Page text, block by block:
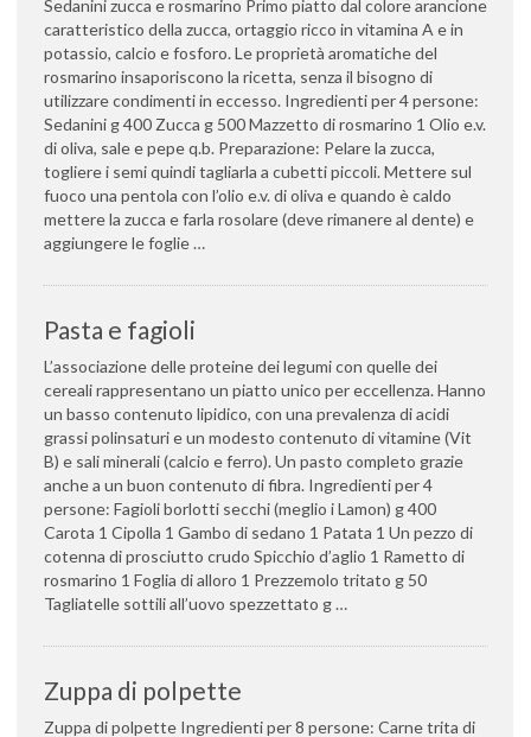
Sedanini zucca e rosmarino Primo piatto dal colore arancione
caratteristico della zucca, ortaggio ricco in vitamina A e in
potassio, calcio e fosforo. Le proprietà aromatiche del
rosmarino insaporiscono la ricetta, senza il bisogno di
utilizzare condimenti in eccesso. Ingredienti per 4 persone:
Sedanini g 400 Zucca g 500 Mazzetto di rosmarino 1 Olio e.v.
di oliva, sale e pepe q.b. Preparazione: Pelare la zucca,
togliere i semi quindi tagliarla a cubetti piccoli. Mettere sul
fuoco una pentola con l’olio e.v. di oliva e quando è caldo
mettere la zucca e farla rosolare (deve rimanere al dente) e
aggiungere le foglie …
Pasta e fagioli
L’associazione delle proteine dei legumi con quelle dei
cereali rappresentano un piatto unico per eccellenza. Hanno
un basso contenuto lipidico, con una prevalenza di acidi
grassi polinsaturi e un modesto contenuto di vitamine (Vit
B) e sali minerali (calcio e ferro). Un pasto completo grazie
anche a un buon contenuto di fibra. Ingredienti per 4
persone: Fagioli borlotti secchi (meglio i Lamon) g 400
Carota 1 Cipolla 1 Gambo di sedano 1 Patata 1 Un pezzo di
cotenna di prosciutto crudo Spicchio d’aglio 1 Rametto di
rosmarino 1 Foglia di alloro 1 Prezzemolo tritato g 50
Tagliatelle sottili all’uovo spezzettato g …
Zuppa di polpette
Zuppa di polpette Ingredienti per 8 persone: Carne trita di